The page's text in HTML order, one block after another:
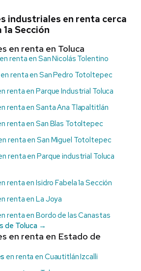
industriales en renta cerca
Sección
en renta en Toluca
en renta en San Nicolás Tolentino
en renta en San Pedro Totoltepec
renta en Parque Industrial Toluca
renta en Santa Ana Tlapaltitlán
renta en San Blas Totoltepec
renta en San Miguel Totoltepec
renta en Parque industrial Toluca
renta en Isidro Fabela 1a Sección
renta en La Joya
renta en Bordo de las Canastas
de Toluca →
en renta en Estado de
en renta en Cuautitlán Izcalli